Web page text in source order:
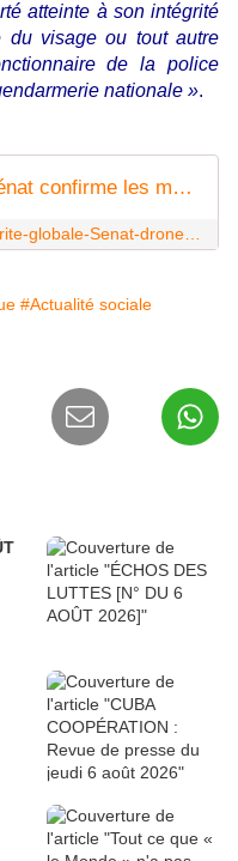
atteinte à son intégrité
du visage ou tout autre
de la police
nationale ».
Loi " Sécurité globale " : le Sénat confirme les mesures les plus attentatoires aux libertés
#Actualité sociale